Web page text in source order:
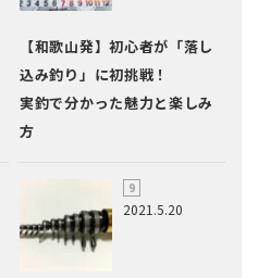
【和歌山発】初心者が「落し
込み釣り」に初挑戦！
実釣で分かった魅力と楽しみ
方
2021.5.20